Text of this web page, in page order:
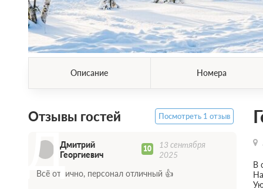
Описание Номера
Отзывы гостей Посмотреть 1 отзыв
ДДмитрий
Георгиевич
10
13 сентября
2025
Всё отлично, персонал отличный 👍
В